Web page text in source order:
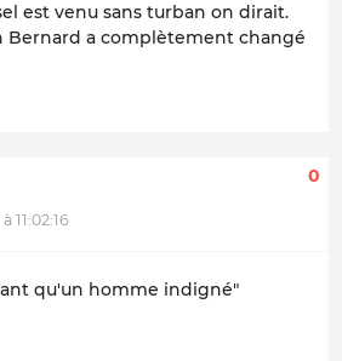
est venu sans turban on dirait.
Bernard a complètement changé
11:02:16
0
qu'un homme indigné"